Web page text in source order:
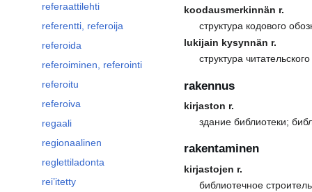
referaattilehti
referentti, referoija
referoida
referoiminen, referointi
referoitu
referoiva
regaali
regionaalinen
reglettiladonta
rei’itetty
koodausmerkinnän r.
структура кодового
lukijain kysynnän r.
структура
rakennus
kirjaston r.
здание библиотеки;
rakentaminen
kirjastojen r.
библиотечное